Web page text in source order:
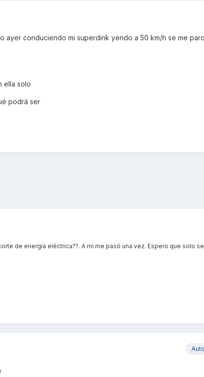
ayer conduciendo mi superdink yendo a 50 km/h se me
ella solo
podrá ser
de energía eléctrica??. A mi me pasó una vez. Espero que solo